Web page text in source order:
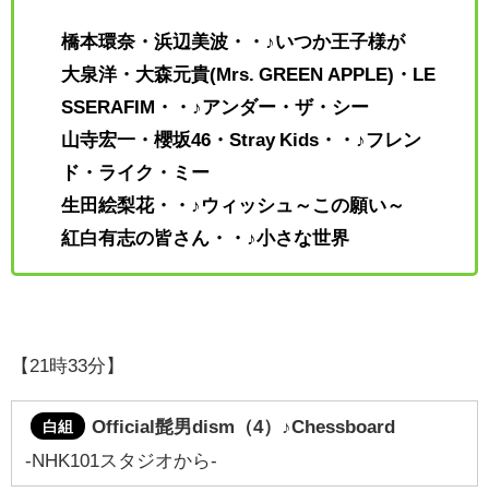
橋本環奈・浜辺美波・・♪いつか王子様が
大泉洋・大森元貴(Mrs. GREEN APPLE)・LE
SSERAFIM・・♪アンダー・ザ・シー
山寺宏一・櫻坂46・Stray Kids・・♪フレン
ド・ライク・ミー
生田絵梨花・・♪ウィッシュ～この願い～
紅白有志の皆さん・・♪小さな世界
【21時33分】
白組 Official髭男dism（4）♪Chessboard
-NHK101スタジオから-